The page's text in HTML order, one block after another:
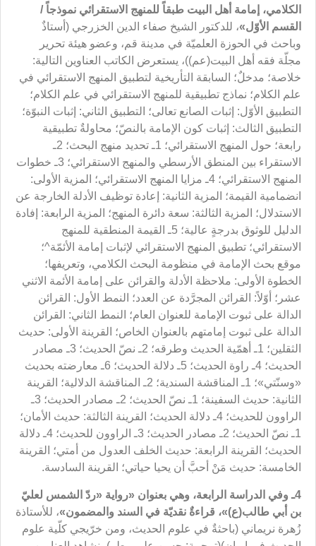
الكلامي، إمامة أهل البيت طبقاً للمنهج الاستقرائي نموذجاً /
القسم الأوّل»، للدكتور الشيخ صفاء الدين الخزرجي (أستاذٌ
وباحث في الحوزة العلميّة في مدينة قم، وعضو هيئة تحرير
مجلّة فقه أهل البيت(عم))، يستعرض الكاتب العناوين التالية:
خلاصة؛ مدخلٌ؛ السابقة التأريخية لتطبيق المنهج الاستقرائي في
علم الكلام؛ نماذج تطبيقية للمنهج الاستقرائي في علم الكلام؛
التطبيق الأوّل: إثبات الصانع تعالى؛ التطبيق الثاني: إثبات النبوّة؛
التطبيق الثالث: إثبات كون الإمامة بالنصّ؛ محاولةٌ تطبيقية
رابعة؛ حول المنهج الاستقرائي؛ 1ـ تحديد منهج البحث؛ 2ـ
الاستقراء بين المنطق الأرسطي والمنهج الاستقرائي؛ 3ـ خطوات
المنهج الاستقرائي؛ 4ـ مزايا المنهج الاستقرائي؛ المزية الأولى:
انضمامية القيمة؛ المزية الثانية: إعادة توظيف الأدلة الخارجة عن
الاستدلال؛ المزية الثالثة: سعة دائرة المنهج؛ المزية الرابعة: إفادة
الدليل للوثوق بدرجةٍ عالية؛ 5ـ القيمة المنطقية للمنهج
الاستقرائي؛ تطبيق المنهج الاستقرائي لإثبات إمامة الأئمّة^؛
موقع بحث الإمامة في منظومة البحث الكلامي، وتعريفها؛
الخطوة الأولى: ملاحظة الأدلة والقرائن على إمامة الأئمة الاثني
عشر؛ أوّلاً: القرائن المجرَّدة عن العدد؛ النمط الأول: القرائن
الدالة على ثبوت الإمامة للعنوان العام؛ النمط الثاني: القرائن
الدالة على ثبوت إمامتهم بالعنوان الخاص؛ القرينة الأولى: حديث
الثقلين؛ 1ـ أهمّية الحديث وطرقه؛ 2ـ نصّ الحديث؛ 3ـ مصادر
الحديث؛ 4ـ راوة الحديث؛ 5ـ دلالة الحديث؛ 6ـ معارضته بحديث
«وسنّتي»؛ 1ـ المناقشة السندية؛ 2ـ المناقشة الدلالية؛ القرينة
الثانية: حديث السفينة؛ 1ـ نصّ الحديث؛ 2ـ مصادر الحديث؛ 3ـ
الراوون للحديث؛ 4ـ دلالة الحديث؛ القرينة الثالثة: حديث الأمان؛
1ـ نصّ الحديث؛ 2ـ مصادر الحديث؛ 3ـ الراوون للحديث؛ 4ـ دلالة
الحديث؛ القرينة الرابعة: حديث الخلف العدول من أمتي؛ القرينة
الخامسة: حديث مَنْ أحبَّ أن يحيا حياتي؛ القرينة السادسة.
4ـ وفي الدراسة الرابعة ، وهي بعنوان «رواية «ردّ الشمس لعليّ
بن أبي طالب(ع)»، قراءةٌ نقديّة في السند والمضمون»، للأستاذة
زُهرة نريماني (باحثةٌ في علوم الحديث، ومن خرّيجي كلّية علوم